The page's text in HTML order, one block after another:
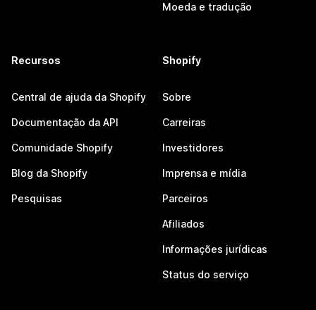
Moeda e tradução
Recursos
Central de ajuda da Shopify
Documentação da API
Comunidade Shopify
Blog da Shopify
Pesquisas
Shopify
Sobre
Carreiras
Investidores
Imprensa e mídia
Parceiros
Afiliados
Informações jurídicas
Status do serviço